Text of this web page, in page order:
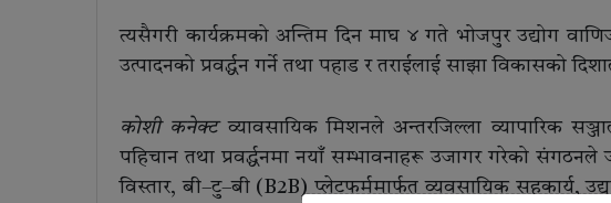
त्यसैगरी कार्यक्रमको अन्तिम दिन माघ ४ गते भोजपुर उद्योग
उत्पादनको प्रवर्द्धन गर्ने तथा पहाड र तराईलाई साझा विकासको
कोशी कनेक्टव्यावसायिक मिशनले अन्तरजिल्ला व्यापारिक
पहिचान तथा प्रवर्द्धनमा नयाँ सम्भावनाहरू उजागर गरेको
विस्तार, बी–टु–बी (B2B) प्लेटफर्ममार्फत व्यवसायिक सहकार्य,